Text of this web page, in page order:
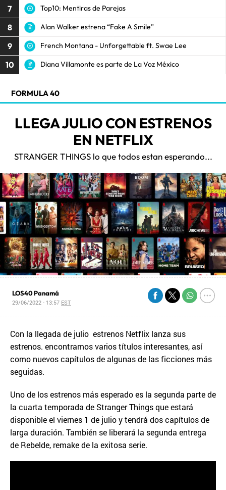
7 Top10: Mentiras de Parejas
8 Alan Walker estrena “Fake A Smile”
9 French Montana - Unforgettable ft. Swae Lee
10 Diana Villamonte es parte de La Voz México
FORMULA 40
LLEGA JULIO CON ESTRENOS
EN NETFLIX
STRANGER THINGS lo que todos estan esperando...
LOS40 Panamá
29/06/2022 - 13:57 EST
Con la llegada de julio estrenos Netflix lanza sus
estrenos. encontramos varios títulos interesantes, así
como nuevos capítulos de algunas de las ficciones más
seguidas.
Uno de los estrenos más esperado es la segunda parte de
la cuarta temporada de Stranger Things que estará
disponible el viernes 1 de julio y tendrá dos capítulos de
larga duración. También se liberará la segunda entrega
de Rebelde, remake de la exitosa serie.